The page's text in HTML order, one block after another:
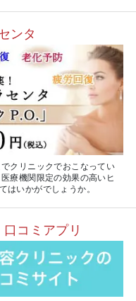
ンタ
クリニックでおこなってい
療機関限定の効果の高いヒ
はいかがでしょうか。
コミアプリ